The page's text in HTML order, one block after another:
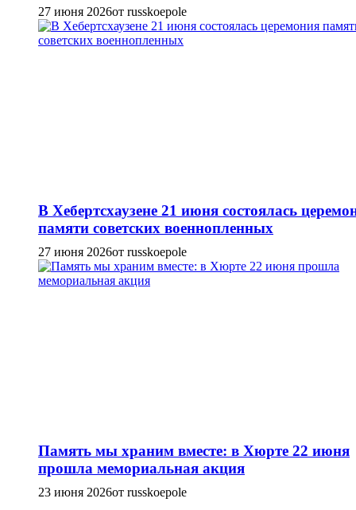
27 июня 2026от russkoepole
В Хебертсхаузене 21 июня состоялась
памяти советских военнопленных
27 июня 2026от russkoepole
Память мы храним вместе: в Хюрте 22 июня
прошла мемориальная акция
23 июня 2026от russkoepole